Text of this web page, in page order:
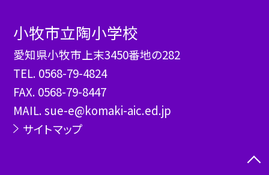
小牧市立陶小学校
愛知県小牧市上末3450番地の282
TEL. 0568-79-4824
FAX. 0568-79-8447
MAIL. sue-e@komaki-aic.ed.jp
サイトマップ